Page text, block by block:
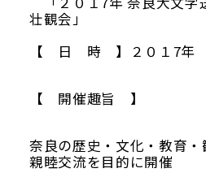
活動実績
壮観
【 日 時 】２０１7年
【 開催趣旨 】
奈良の歴史・文化・教育
親睦交流を目的に開催